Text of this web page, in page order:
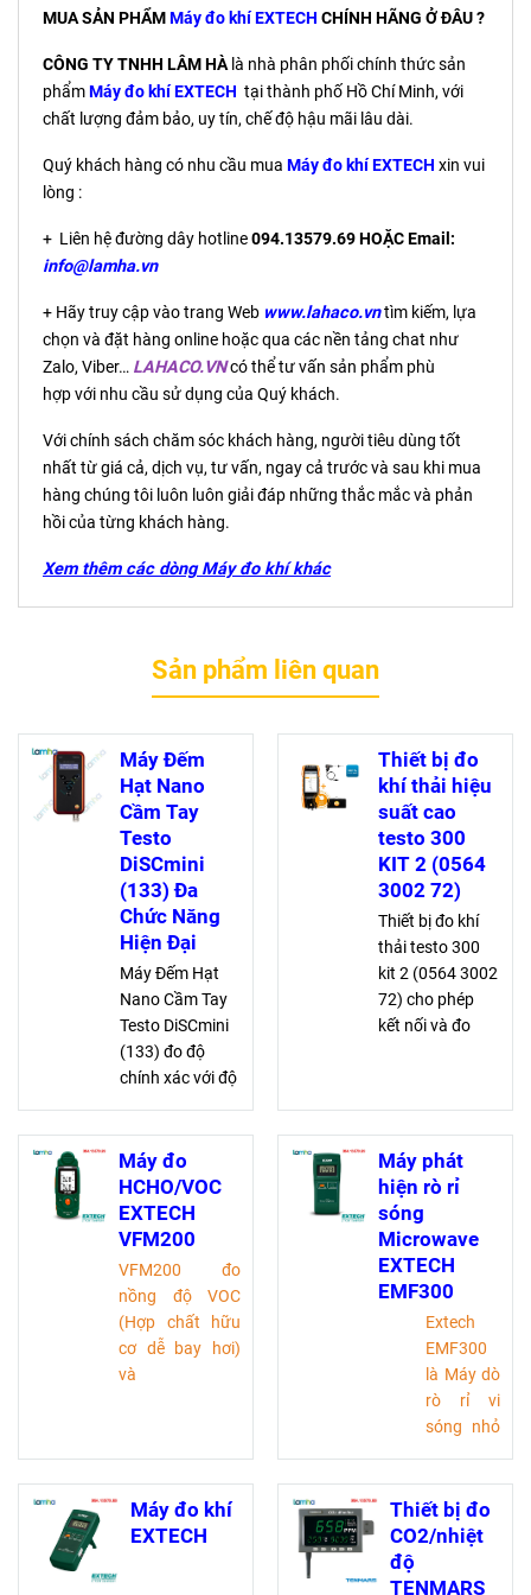
MUA SẢN PHẨMMáy đo khí EXTECH CHÍNH HÃNG Ở ĐÂU ?
CÔNG TY TNHH LÂM HÀlà nhà phân phối chính thức sản
phẩmMáy đo khí EXTECH tại thành phố Hồ Chí Minh, với
chất lượng đảm bảo, uy tín, chế độ hậu mãi lâu dài.
Quý khách hàng có nhu cầu mua Máy đo khí EXTECH xin vui
lòng :
+ Liên hệ đường dây hotline094.13579.69 HOẶC Email:
info@lamha.vn
+ Hãy truy cập vào trang Web www.lahaco.vntìm kiếm, lựa
chọn và đặt hàng online hoặc qua các nền tảng chat như
Zalo, Viber… LAHACO.VNcó thể tư vấn sản phẩm phù
hợp với nhu cầu sử dụng của Quý khách.
Với chính sách chăm sóc khách hàng, người tiêu dùng tốt
nhất từ giá cả, dịch vụ, tư vấn, ngay cả trước và sau khi mua
hàng chúng tôi luôn luôn giải đáp những thắc mắc và phản
hồi của từng khách hàng.
Xem thêm các dòng Máy đo khí khác
Sản phẩm liên quan
Máy Đếm
Hạt Nano
Cầm Tay
Testo
DiSCmini
(133) Đa
Chức Năng
Hiện Đại
Máy Đếm Hạt
Nano Cầm Tay
Testo DiSCmini
(133) đo độ
chính xác với độ
không cần dung
môi, hoạt động
mọi vị trí, pin
bền 8 giờ, phù
hợp môi trường
khắc nghiệt
Thiết bị đo
khí thải hiệu
suất cao
testo 300
KIT 2 (0564
3002 72)
Thiết bị đo khí
thải testo 300
kit 2 (0564 3002
72) cho phép
kết nối và đo
xác O2, CO-bù
H2 đến 8.000
ppm, đi kèm
phần mềm
EasyHeat và
Bluetooth®
Máy đo
HCHO/VOC
EXTECH
VFM200
VFM200 đo
nồng độ VOC
(Hợp chất hữu
cơ dễ bay hơi)
và
phản hồi nhanh,
nhỏ gọn, dễ
mang theo và
Máy phát
hiện rò rỉ
sóng
Microwave
EXTECH
EMF300
Extech
EMF300
là Máy dò
rò rỉ vi
sóng nhỏ
thiết kế
để đo
mức bức
cao phát
Máy đo khí
EXTECH
Thiết bị đo
CO2/nhiệt
độ
TENMARS